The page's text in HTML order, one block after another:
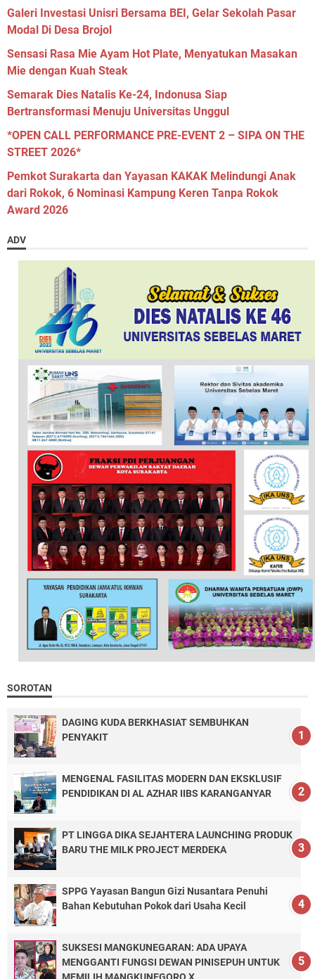
Galeri Investasi Unisri Bersama BEI, Gelar Sekolah Pasar
Modal Di Desa Brojol
Sensasi Rasa Mie Ayam Hot Plate, Menyatukan Masakan
Mie dengan Kuah Steak
Semarak Dies Natalis Ke-24, Indonusa Siap
Bertransformasi Menuju Universitas Unggul
*OPEN CALL PERFORMANCE PRE-EVENT 2 – SIPA ON THE
STREET 2026*
Pemkot Surakarta dan Yayasan KAKAK Melindungi Anak
dari Rokok, 6 Nominasi Kampung Keren Tanpa Rokok
Award 2026
ADV
SOROTAN
DAGING KUDA BERKHASIAT SEMBUHKAN
PENYAKIT
MENGENAL FASILITAS MODERN DAN EKSKLUSIF
PENDIDIKAN DI AL AZHAR IIBS KARANGANYAR
PT LINGGA DIKA SEJAHTERA LAUNCHING PRODUK
BARU THE MILK PROJECT MERDEKA
SPPG Yayasan Bangun Gizi Nusantara Penuhi
Bahan Kebutuhan Pokok dari Usaha Kecil
SUKSESI MANGKUNEGARAN: ADA UPAYA
MENGGANTI FUNGSI DEWAN PINISEPUH UNTUK